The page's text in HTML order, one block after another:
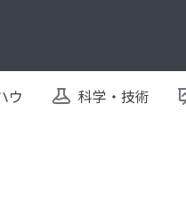
ウ 科学・技術